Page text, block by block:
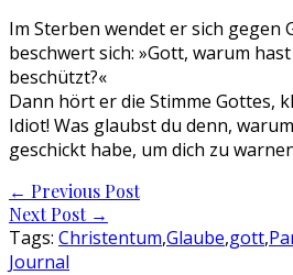
Im Sterben wendet er sich gegen
beschwert sich: »Gott, warum
beschützt?«
Dann hört er die Stimme Gottes,
Idiot! Was glaubst du denn,
geschickt habe, um dich zu
Post
navigation
← Previous Post
Next Post →
Tags: Christentum,Glaube,gott,
Journal